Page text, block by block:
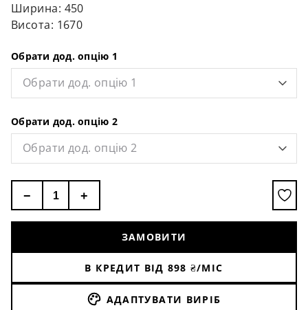
Ширина: 450
Висота: 1670
Обрати дод. опцію 1
Обрати дод. опцію 1
Обрати дод. опцію 2
Обрати дод. опцію 2
− +
ЗАМОВИТИ
В КРЕДИТ ВІД 898 ₴/МІС
АДАПТУВАТИ ВИРІБ